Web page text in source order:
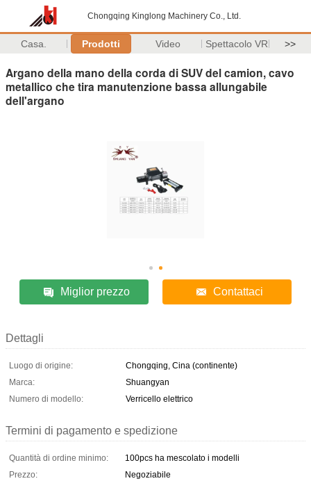
Chongqing Kinglong Machinery Co., Ltd.
Casa. Prodotti Video Spettacolo VR >>
Argano della mano della corda di SUV del camion, cavo
metallico che tira manutenzione bassa allungabile
dell'argano
Miglior prezzo Contattaci
Dettagli
Luogo di origine:
Chongqing, Cina (continente)
Marca:
Shuangyan
Numero di modello:
Verricello elettrico
Termini di pagamento e spedizione
Quantità di ordine minimo:
100pcs ha mescolato i modelli
Prezzo:
Negoziabile